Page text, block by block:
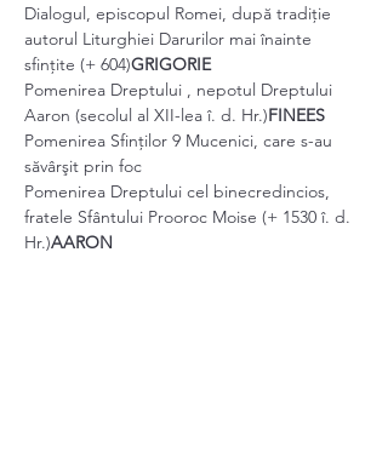
Dialogul, episcopul Romei, după tradiție
autorul Liturghiei Darurilor mai înainte
sfințite (+ 604)GRIGORIE
Pomenirea Dreptului , nepotul Dreptului
Aaron (secolul al XII-lea î. d. Hr.)FINEES
Pomenirea Sfinților 9 Mucenici, care s-au
săvârşit prin foc
Pomenirea Dreptului cel binecredincios,
fratele Sfântului Prooroc Moise (+ 1530 î. d.
Hr.)AARON